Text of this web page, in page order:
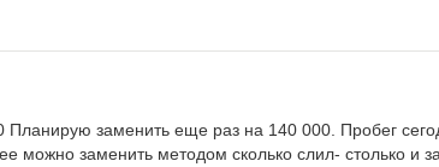
заменить еще раз на 140 000. Пробег
можно заменить методом сколько слил- столько и